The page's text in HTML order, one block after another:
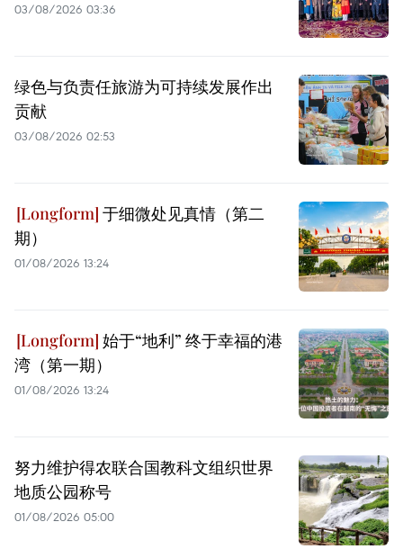
03/08/2026 03:36
绿色与负责任旅游为可持续发展作出
贡献
03/08/2026 02:53
于细微处见真情（第二
期）
01/08/2026 13:24
始于“地利” 终于幸福的港
湾（第一期）
01/08/2026 13:24
努力维护得农联合国教科文组织世界
地质公园称号
01/08/2026 05:00